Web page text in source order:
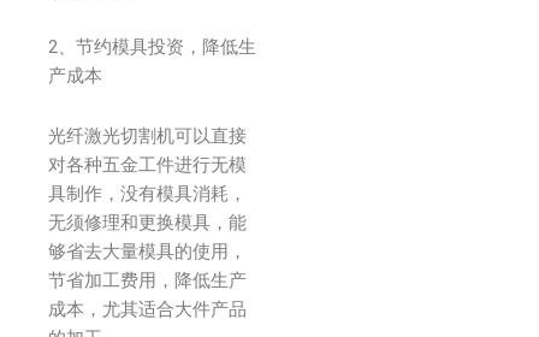
2、节约模具投资，降低生
产成本
光纤激光切割机可以直接
对各种五金工件进行无模
具制作，没有模具消耗，
无须修理和更换模具，能
够省去大量模具的使用，
节省加工费用，降低生产
成本，尤其适合大件产品